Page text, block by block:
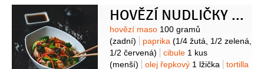
HOVĚZÍ NUDLIČKY FAJITAS
Suroviny
hovězí maso 100 gramů
(zadní)
paprika (1/4 žutá, 1/2 zelená,
1/2 červená)
cibule 1 kus
(menší)
olej řepkový 1 lžička tortilla